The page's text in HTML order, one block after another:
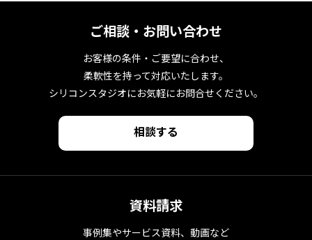
ご相談・お問い合わせ
お客様の条件・ご要望に合わせ、
柔軟性を持って対応いたします。
シリコンスタジオにお気軽にお問合せください。
相談する
資料請求
事例集やサービス資料、動画など